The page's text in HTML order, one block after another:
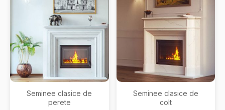
Seminee clasice de
perete
Seminee clasice de
colt